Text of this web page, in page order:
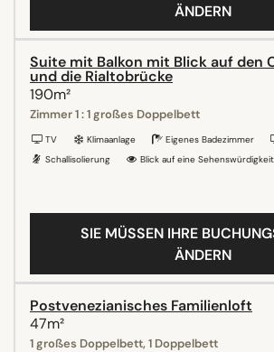
ÄNDERN
Suite mit Balkon mit Blick auf den
und die Rialtobrücke
190m²
Zimmer 1 : 1 großes Doppelbett
TV Klimaanlage Eigenes Badezimmer
Schallisolierung
Blick auf eine Sehenswürdigkeit
SIE MÜSSEN IHRE
ÄNDERN
Postvenezianisches Familienloft
47m²
1 großes Doppelbett, 1 Doppelbett